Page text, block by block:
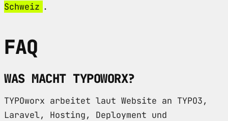
Schweiz .
FAQ
WAS MACHT TYPOWORX?
TYPOworx arbeitet laut Website an TYPO3,
Laravel, Hosting, Deployment und